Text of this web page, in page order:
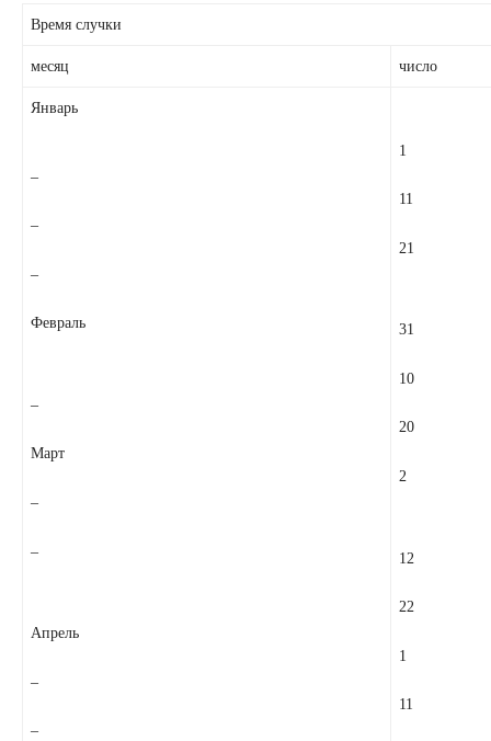
Время случки
месяц число
Январь
–
–
–
Февраль
–
Март
–
–
Апрель
–
–
1
11
21
31
10
20
2
12
22
1
11